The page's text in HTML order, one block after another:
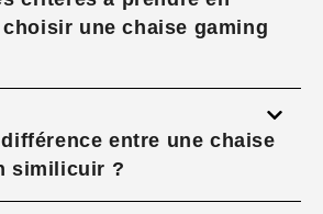
une chaise gaming
entre une chaise
similicuir ?